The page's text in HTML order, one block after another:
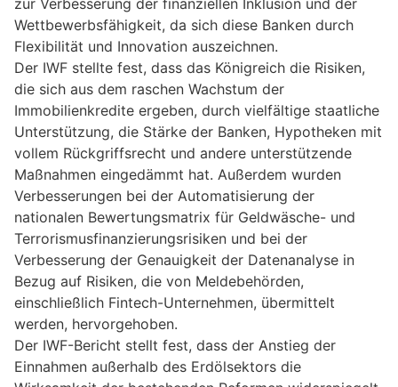
Wettbewerbsfähigkeit, da sich diese Banken durch
Flexibilität und Innovation auszeichnen.
Der IWF stellte fest, dass das Königreich die Risiken,
die sich aus dem raschen Wachstum der
Immobilienkredite ergeben, durch vielfältige staatliche
Unterstützung, die Stärke der Banken, Hypotheken mit
vollem Rückgriffsrecht und andere unterstützende
Maßnahmen eingedämmt hat. Außerdem wurden
Verbesserungen bei der Automatisierung der
nationalen Bewertungsmatrix für Geldwäsche- und
Terrorismusfinanzierungsrisiken und bei der
Verbesserung der Genauigkeit der Datenanalyse in
Bezug auf Risiken, die von Meldebehörden,
einschließlich Fintech-Unternehmen, übermittelt
werden, hervorgehoben.
Der IWF-Bericht stellt fest, dass der Anstieg der
Einnahmen außerhalb des Erdölsektors die